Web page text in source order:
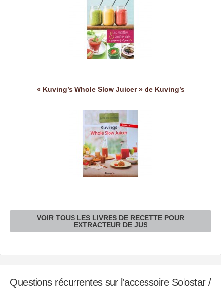
« Kuving’s Whole Slow Juicer » de Kuving’s
VOIR TOUS LES LIVRES DE RECETTE POUR
EXTRACTEUR DE JUS
Questions récurrentes sur l'accessoire Solostar /